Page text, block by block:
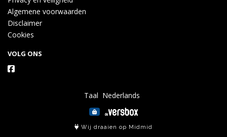
Algemene voorwaarden
Disclaimer
Cookies
VOLG ONS
Taal
Wij draaien op Midmid